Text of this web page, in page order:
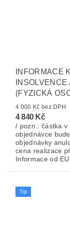
INFORMACE
(FYZICKÁ
4 000 Kč bez DPH
4 840 Kč
/ pozn.: částka v
objednávce
objednávky
cena realizace
Informace od
Tip